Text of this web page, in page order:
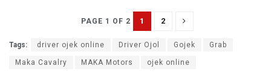
PAGE 1 OF 2 1 2
Tags: driver ojek online Driver Ojol Gojek Grab
Maka Cavalry MAKA Motors ojek online